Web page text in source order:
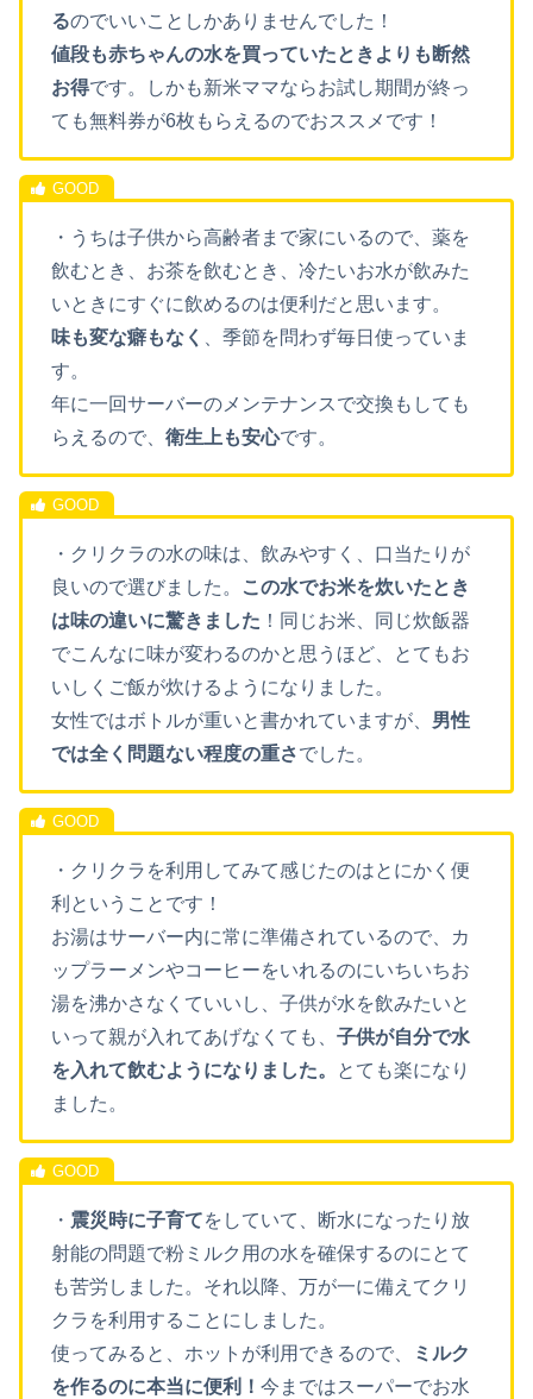
るのでいいことしかありませんでした！
値段も赤ちゃんの水を買っていたときよりも断然
お得です。しかも新米ママならお試し期間が終っ
ても無料券が6枚もらえるのでおススメです！
・うちは子供から高齢者まで家にいるので、薬を
飲むとき、お茶を飲むとき、冷たいお水が飲みた
いときにすぐに飲めるのは便利だと思います。
味も変な癖もなく
、季節を問わず毎日使っていま
す。
年に一回サーバーのメンテナンスで交換もしても
らえるので、 衛生上も安心です。
・クリクラの水の味は、飲みやすく、口当たりが
良いので選びました。
この水でお米を炊いたとき
は味の違いに驚きました ！同じお米、同じ炊飯器
でこんなに味が変わるのかと思うほど、とてもお
いしくご飯が炊けるようになりました。
女性ではボトルが重いと書かれていますが、 男性
では全く問題ない程度の重さでした。
・クリクラを利用してみて感じたのはとにかく便
利ということです！
お湯はサーバー内に常に準備されているので、カ
ップラーメンやコーヒーをいれるのにいちいちお
湯を沸かさなくていいし、子供が水を飲みたいと
いって親が入れてあげなくても、 子供が自分で水
を入れて飲むようになりました。
とても楽になり
ました。
・ 震災時に子育てをしていて、断水になったり放
射能の問題で粉ミルク用の水を確保するのにとて
も苦労しました。それ以降、万が一に備えてクリ
クラを利用することにしました。
使ってみると、ホットが利用できるので、
ミルク
を作るのに本当に便利！ 今まではスーパーでお水